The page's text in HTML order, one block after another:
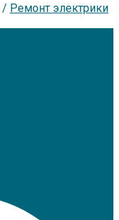
/ Ремонт электрики